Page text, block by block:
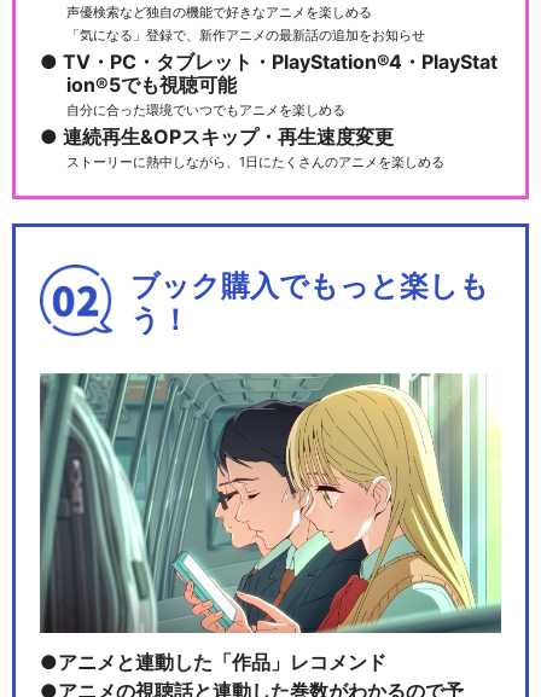
声優検索など独自の機能で好きなアニメを楽しめる
「気になる」登録で、新作アニメの最新話の追加をお知らせ
TV・PC・タブレット・PlayStation®4・PlayStat
ion®5でも視聴可能
自分に合った環境でいつでもアニメを楽しめる
連続再生&OPスキップ・再生速度変更
ストーリーに熱中しながら、1日にたくさんのアニメを楽しめる
ブック購入でもっと楽しも
う！
アニメと連動した「作品」レコメンド
アニメの視聴話と連動した巻数がわかるので予